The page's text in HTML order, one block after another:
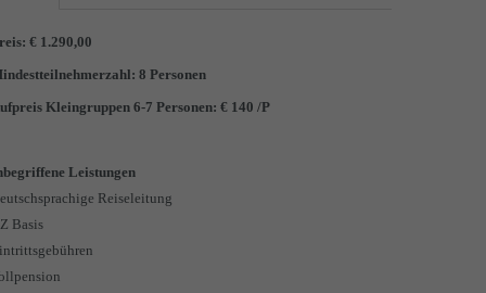
€ 1.290,00
8 Personen
Kleingruppen 6-7 Personen: € 140 /P
Leistungen
Reiseleitung
Basis